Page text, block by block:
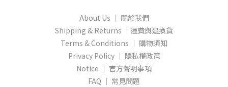
About Us │ 關於我們
Shipping & Returns │運費與退換貨
Terms & Conditions │ 購物須知
Privacy Policy │ 隱私權政策
Notice │ 官方聲明事項
FAQ │ 常見問題